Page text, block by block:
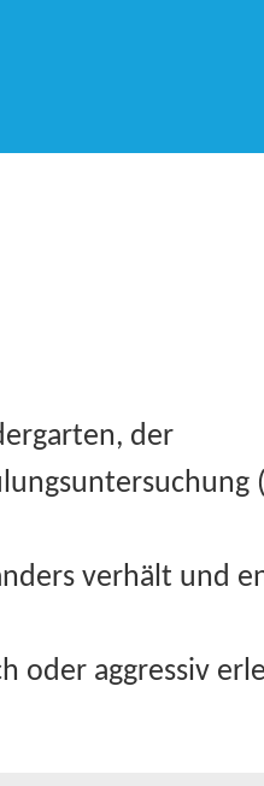
der
verhält und
oder aggressiv